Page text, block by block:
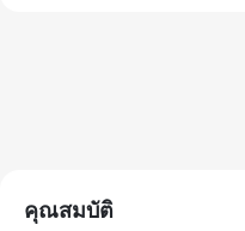
คุณสมบัติ